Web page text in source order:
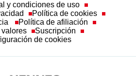
y condiciones de uso
Política de cookies
Política de afiliación
valores
Suscripción
de cookies